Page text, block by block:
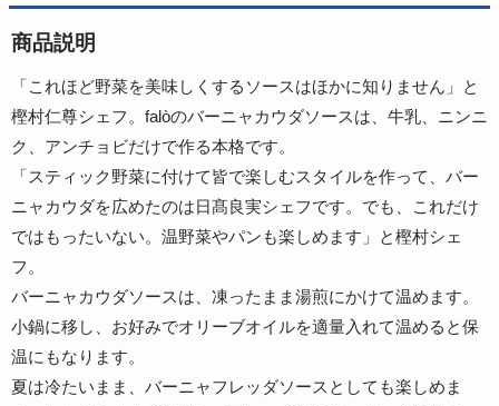
商品説明
「これほど野菜を美味しくするソースはほかに知りません」と
樫村仁尊シェフ。falòのバーニャカウダソースは、牛乳、ニンニ
ク、アンチョビだけで作る本格です。
「スティック野菜に付けて皆で楽しむスタイルを作って、バー
ニャカウダを広めたのは日髙良実シェフです。でも、これだけ
ではもったいない。温野菜やパンも楽しめます」と樫村シェ
フ。
バーニャカウダソースは、凍ったまま湯煎にかけて温めます。
小鍋に移し、お好みでオリーブオイルを適量入れて温めると保
温にもなります。
夏は冷たいまま、バーニャフレッダソースとしても楽しめま